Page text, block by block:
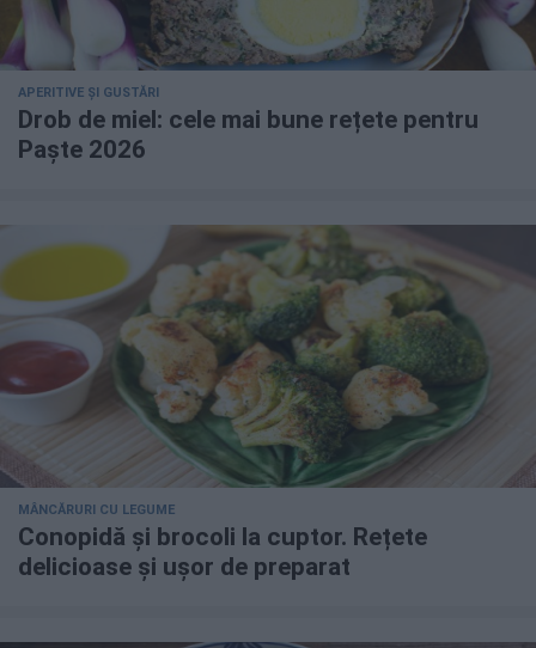
APERITIVE ȘI GUSTĂRI
Drob de miel: cele mai bune rețete pentru
Paște 2026
MÂNCĂRURI CU LEGUME
Conopidă și brocoli la cuptor. Rețete
delicioase și ușor de preparat